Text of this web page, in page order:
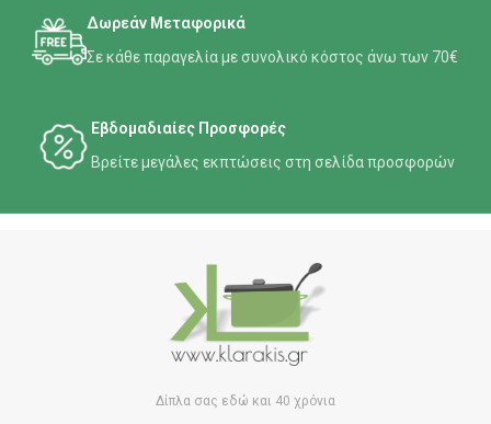
Δωρεάν Μεταφορικά
Σε κάθε παραγελία με συνολικό κόστος άνω των 70€
Εβδομαδιαίες Προσφορές
Βρείτε μεγάλες εκπτώσεις στη σελίδα προσφορών
Δίπλα σας εδώ και 40 χρόνια